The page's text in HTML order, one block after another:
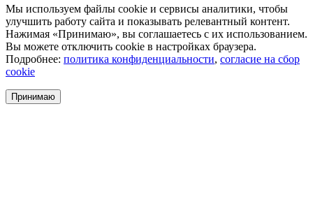
Мы используем файлы cookie и сервисы аналитики, чтобы
улучшить работу сайта и показывать релевантный контент.
Нажимая «Принимаю», вы соглашаетесь с их использованием.
Вы можете отключить cookie в настройках браузера.
Подробнее: политика конфиденциальности, согласие на сбор
cookie
Принимаю